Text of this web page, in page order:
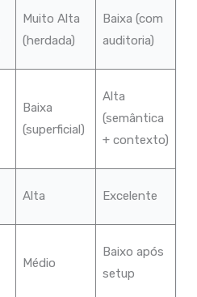
Muito Alta
(herdada)
Baixa (com
auditoria)
Baixa
(superficial)
Alta
(semântica
+ contexto)
Alta Excelente
Médio
Baixo após
setup